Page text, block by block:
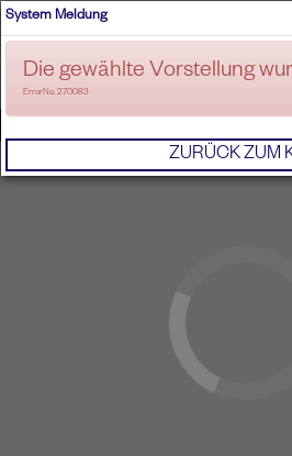
System Meldung
Die gewählte Vorstellung
ErrorNo. 270083
ZURÜCK ZUM